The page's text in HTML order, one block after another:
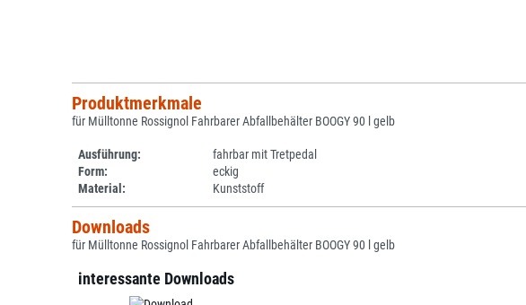
Produktmerkmale
für Mülltonne Rossignol Fahrbarer Abfallbehälter BOOGY 90 l gelb
Ausführung: fahrbar mit Tretpedal
Form:
eckig
Material:
Kunststoff
Downloads
für Mülltonne Rossignol Fahrbarer Abfallbehälter BOOGY 90 l gelb
interessante Downloads